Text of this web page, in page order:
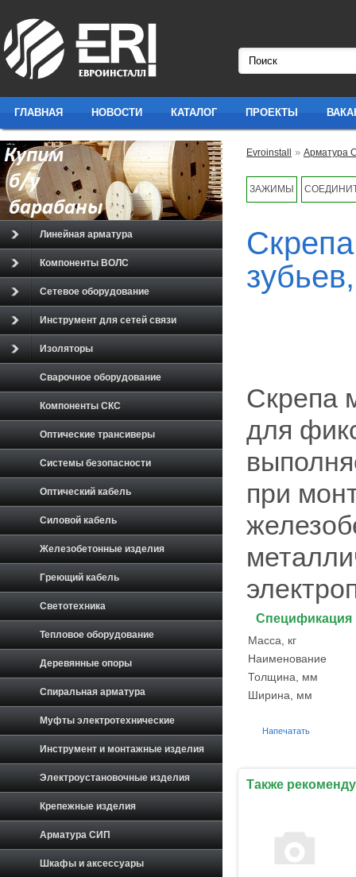
ГЛАВНАЯ НОВОСТИ КАТАЛОГ ПРОЕКТЫ
Evroinstall » Арматура
ЗАЖИМЫ
Скрепа
для
при
Спецификация
Масса, кг
Наименование
Толщина, мм
Ширина, мм
Напечатать
Также
Линейная арматура
Компоненты ВОЛС
Сетевое оборудование
Инструмент для сетей связи
Изоляторы
Сварочное оборудование
Компоненты СКС
Оптические трансиверы
Системы безопасности
Оптический кабель
Силовой кабель
Железобетонные изделия
Греющий кабель
Светотехника
Тепловое оборудование
Деревянные опоры
Спиральная арматура
Муфты электротехнические
Инструмент и монтажные изделия
Электроустановочные изделия
Крепежные изделия
Арматура СИП
Шкафы и аксессуары